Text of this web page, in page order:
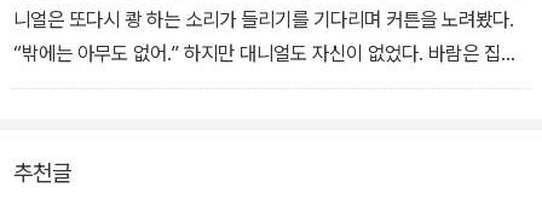
니얼은 또다시 쾅 하는 소리가 들리기를 기다리며 커튼을 노려봤다.
“밖에는 아무도 없어.” 하지만 대니얼도 자신이 없었다. 바람은 집으
로 돌진해서 쾅 소리를 내지도, 옆쪽 마당을 비틀거리며 돌아다니지
추천글